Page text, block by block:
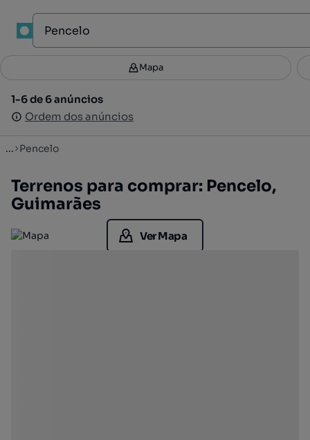
Filtros 2
1-6 de 6 anúncios
Ordem dos anúncios
Mapa
1-6 de 6 anúncios
Ordem dos anúncios
... Pencelo
Terrenos para comprar: Pencelo,
Guimarães
Ver Mapa